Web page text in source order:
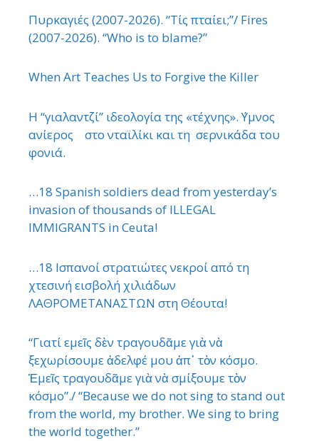
Πυρκαγιές (2007-2026). “Τίς πταίει;”/ Fires
(2007-2026). “Who is to blame?”
When Art Teaches Us to Forgive the Killer
Η “γιαλαντζί” ιδεολογία της «τέχνης». ΄Υμνος
ανίερος στο νταϊλίκι και τη σερνικάδα του
φονιά.
…18 Spanish soldiers dead from yesterday’s
invasion of thousands of ILLEGAL
IMMIGRANTS in Ceuta!
…18 Ισπανοί στρατιώτες νεκροί από τη
χτεσινή εισβολή χιλιάδων
ΛΑΘΡΟΜΕΤΑΝΑΣΤΩΝ στη Θέουτα!
“Γιατί εμεῖς δὲν τραγουδᾶμε γιὰ νὰ
ξεχωρίσουμε ἀδελφέ μου ἀπ᾿ τὸν κόσμο.
Ἐμεῖς τραγουδᾶμε γιὰ νὰ σμίξουμε τὸν
κόσμο”./ “Because we do not sing to stand out
from the world, my brother. We sing to bring
the world together.”